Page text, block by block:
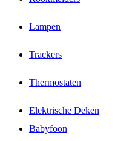
Lampen
Trackers
Thermostaten
Elektrische Deken
Babyfoon